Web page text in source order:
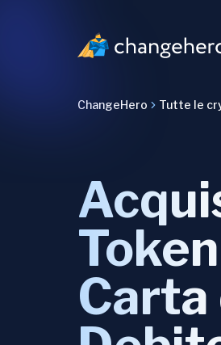
ChangeHero Tutte le
Carta